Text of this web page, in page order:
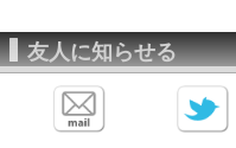
友人に知らせる